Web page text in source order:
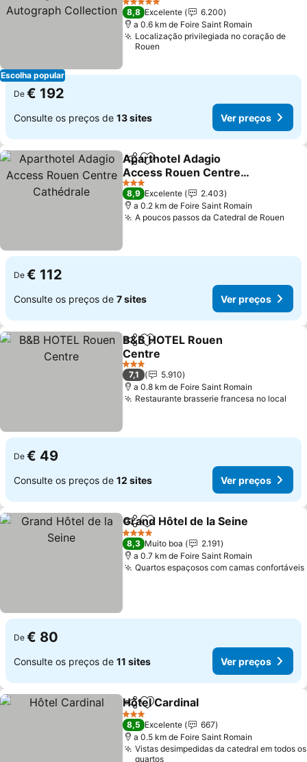
Escolha popular
5 Estrelas
8,8 Excelente
6.200
a 0.6 km de Foire Saint Romain
Localização privilegiada no coração de
Rouen
De € 192
Consulte os preços de 13 sites Ver preços
PartilharAdicionar aos favoritos
Aparthotel Adagio
Access Rouen Centre
Cathédrale
3 Estrelas
8,9 Excelente
2.403
a 0.2 km de Foire Saint Romain
A poucos passos da Catedral de Rouen
De € 112
Consulte os preços de 7 sites Ver preços
PartilharAdicionar aos favoritos
B&B HOTEL Rouen
Centre
3 Estrelas
7,1
5.910
a 0.8 km de Foire Saint Romain
Restaurante brasserie francesa no local
De € 49
Consulte os preços de 12 sites Ver preços
PartilharAdicionar aos favoritos
Grand Hôtel de la Seine
4 Estrelas
8,3 Muito boa
2.191
a 0.7 km de Foire Saint Romain
Quartos espaçosos com camas confortáveis
De € 80
Consulte os preços de 11 sites Ver preços
PartilharAdicionar aos favoritos
Hôtel Cardinal
3 Estrelas
8,5 Excelente
667
a 0.5 km de Foire Saint Romain
Vistas desimpedidas da catedral em todos os
quartos